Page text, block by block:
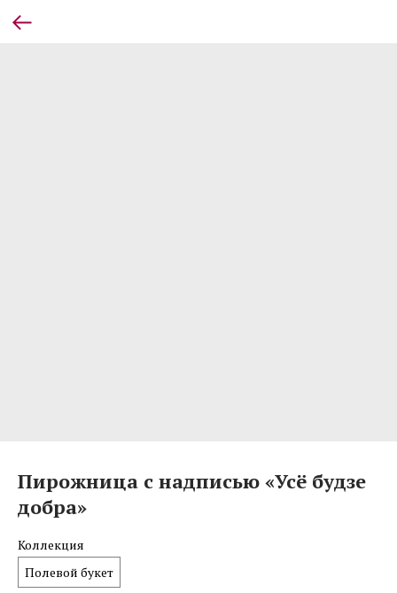
Пирожница с надписью «Усё будзе
добра»
Коллекция
Полевой букет